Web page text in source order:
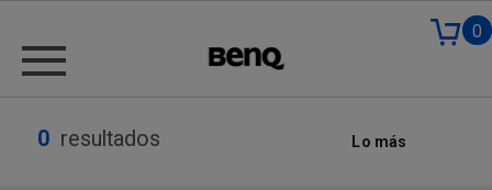
0
0 resultados Lo más